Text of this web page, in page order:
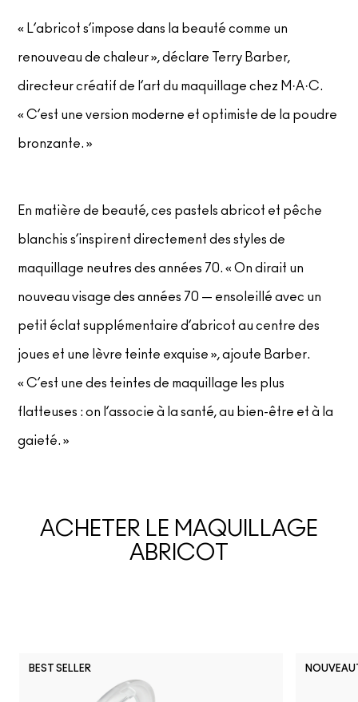
« L’abricot s’impose dans la beauté comme un
renouveau de chaleur », déclare Terry Barber,
directeur créatif de l’art du maquillage chez M·A·C.
« C’est une version moderne et optimiste de la poudre
bronzante. »
En matière de beauté, ces pastels abricot et pêche
blanchis s’inspirent directement des styles de
maquillage neutres des années 70. « On dirait un
nouveau visage des années 70 — ensoleillé avec un
petit éclat supplémentaire d’abricot au centre des
joues et une lèvre teinte exquise », ajoute Barber.
« C’est une des teintes de maquillage les plus
flatteuses : on l’associe à la santé, au bien-être et à la
gaieté. »
ACHETER LE MAQUILLAGE
ABRICOT
BEST SELLER